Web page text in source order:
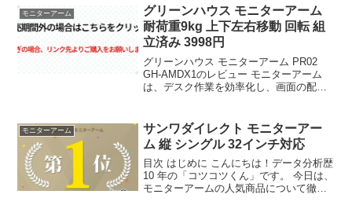
2〜8kgまで クランプ 評価 ⭐...
モニターアーム
グリーンハウス モニターアーム
耐荷重9kg 上下左右移動 回転 組
立済み 3998円
グリーンハウス モニターアーム PR02
GH-AMDX1のレビュー モニターアーム
は、デスク作業を効率化し、画面の配置
の]~!b[判らない姿勢から解放されること
で、長...
モニターアーム
サンワダイレクト モニターアー
ム 縦 シングル 32インチ対応
目次 はじめに こんにちは！データ分析歴
10 年の「コツコツくん」です。 今日は、
モニターアームの人気商品について徹底